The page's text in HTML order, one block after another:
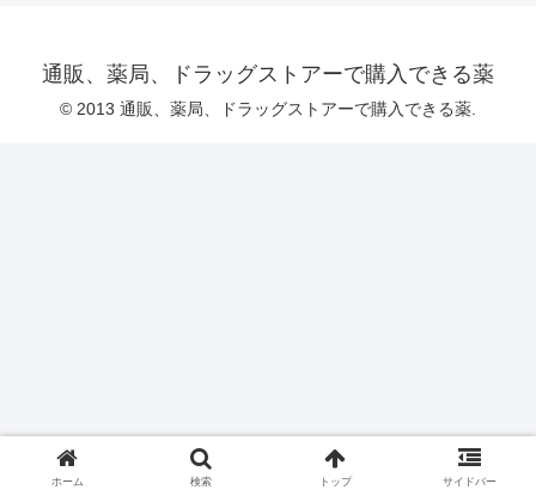
通販、薬局、ドラッグストアーで購入できる薬
© 2013 通販、薬局、ドラッグストアーで購入できる薬.
ホーム 検索 トップ サイドバー